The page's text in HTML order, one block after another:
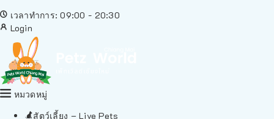
เวลาทำการ: 09:00 - 20:30
Login
หมวดหมู่
สัตว์เลี้ยง – Live Pets